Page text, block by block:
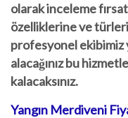
olarak inceleme
özelliklerine ve
profesyonel ekibimiz
alacağınız bu
kalacaksınız.
Yangın Merdiveni